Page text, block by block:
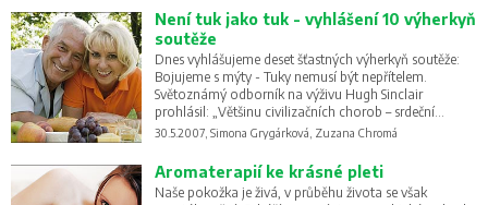
Není tuk jako tuk - vyhlášení 10 výherkyň
soutěže
Dnes vyhlášujeme deset šťastných výherkyň soutěže:
Bojujeme s mýty - Tuky nemusí být nepřítelem.
Světoznámý odborník na výživu Hugh Sinclair
prohlásil: „Většinu civilizačních chorob – srdeční
onemocnění, záněty, rakovinu a kožní neduhy -
30.5.2007, Simona Grygárková, Zuzana Chromá
Aromaterapií ke krásné pleti
Naše pokožka je živá, v průběhu života se však